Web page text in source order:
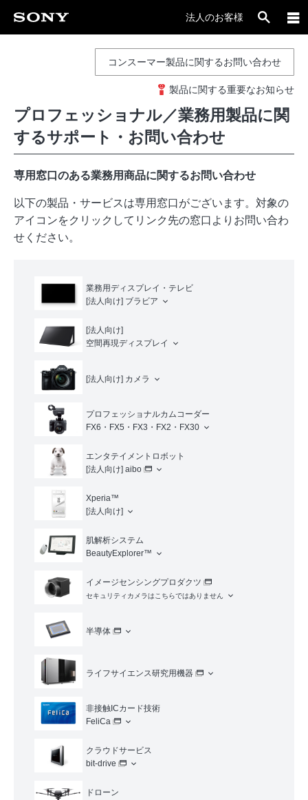
法人のお客様
コンスーマー製品に関するお問い合わせ
製品に関する重要なお知らせ
プロフェッショナル／業務用製品に関
するサポート・お問い合わせ
専用窓口のある業務用商品に関するお問い合わせ
以下の製品・サービスは専用窓口がございます。対象の
アイコンをクリックしてリンク先の窓口よりお問い合わ
せください。
業務用ディスプレイ・テレビ
[法人向け] ブラビア
[法人向け]
空間再現ディスプレイ
[法人向け] カメラ
プロフェッショナルカムコーダー
FX6・FX5・FX3・FX2・FX30
エンタテイメントロボット
[法人向け] aibo
Xperia™
[法人向け]
肌解析システム
BeautyExplorer™
イメージセンシングプロダクツ
セキュリティカメラはこちらではありません
半導体
ライフサイエンス研究用機器
非接触ICカード技術
FeliCa
クラウドサービス
bit-drive
ドローン